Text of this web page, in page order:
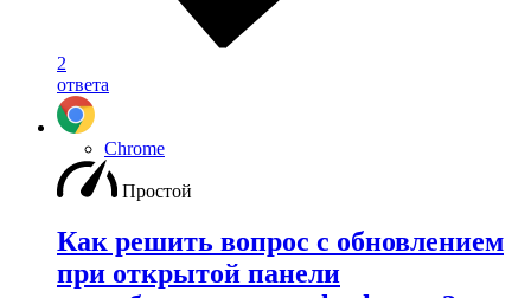
2
ответа
Chrome
Простой
Как решить вопрос с обновлением
при открытой панели